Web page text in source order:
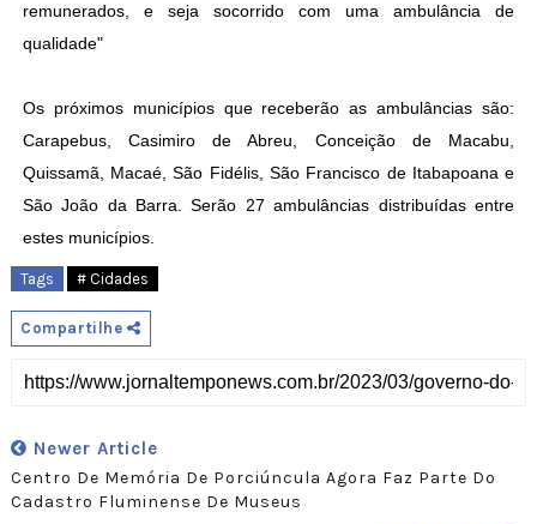
remunerados, e seja socorrido com uma ambulância de
qualidade"
Os próximos municípios que receberão as ambulâncias são:
Carapebus, Casimiro de Abreu, Conceição de Macabu,
Quissamã, Macaé, São Fidélis, São Francisco de Itabapoana e
São João da Barra. Serão 27 ambulâncias distribuídas entre
estes municípios.
Tags # Cidades
Compartilhe
Newer Article
Centro De Memória De Porciúncula Agora Faz Parte Do
Cadastro Fluminense De Museus